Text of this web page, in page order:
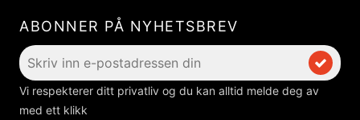
ABONNER PÅ NYHETSBREV
Vi respekterer ditt privatliv og du kan alltid melde deg av
med ett klikk